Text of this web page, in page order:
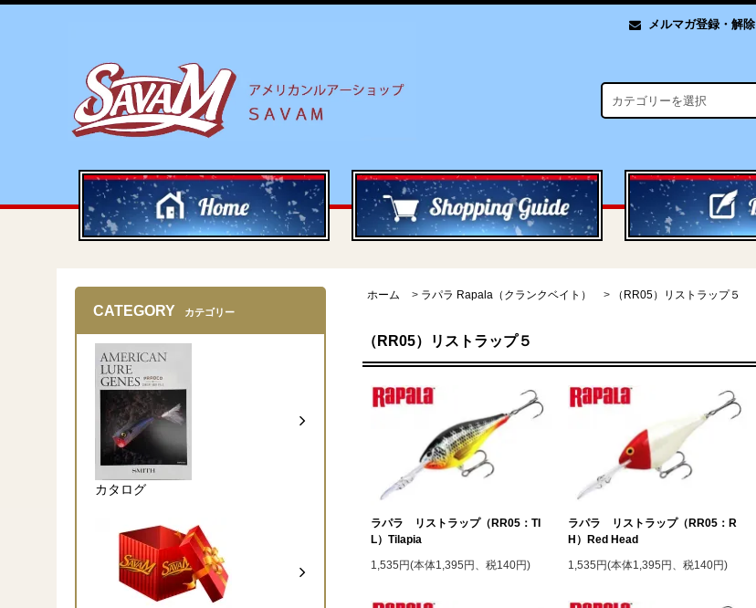
メルマガ登録・解除
ホーム > ラパラ Rapala（クランクベイト） > （RR05）リストラップ５
（RR05）リストラップ５
ラパラ リストラップ（RR05：TI
L）Tilapia
1,535円(本体1,395円、税140円)
ラパラ リストラップ（RR05：R
H）Red Head
1,535円(本体1,395円、税140円)
CATEGORY カテゴリー
カタログ